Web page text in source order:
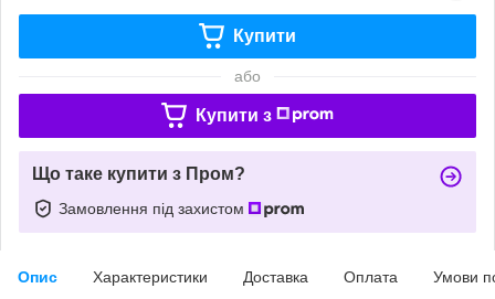
Купити
або
Купити з
Що таке купити з Пром?
Замовлення під захистом
Опис Характеристики Доставка Оплата Умови